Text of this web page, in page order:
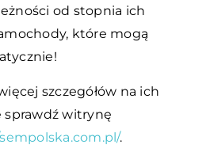
od stopnia ich
które mogą
szczegółów na ich
witrynę
.